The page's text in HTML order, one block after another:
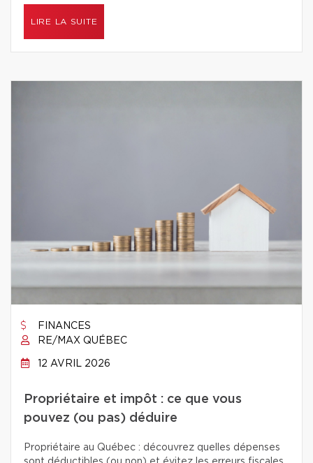
LIRE LA SUITE
FINANCES
RE/MAX QUÉBEC
12 AVRIL 2026
Propriétaire et impôt : ce que vous
pouvez (ou pas) déduire
Propriétaire au Québec : découvrez quelles dépenses